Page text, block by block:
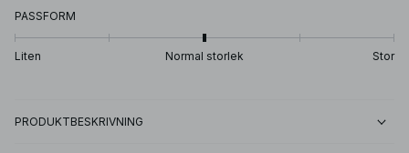
PASSFORM
Liten Normal storlek Stor
PRODUKTBESKRIVNING